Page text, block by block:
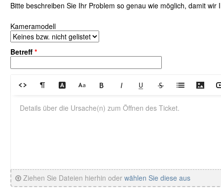
Bitte beschreiben Sie Ihr Problem so genau wie möglich, damit
Kameramodell
Betreff *
Ziehen Sie Dateien hierhin oder wählen Sie diese aus